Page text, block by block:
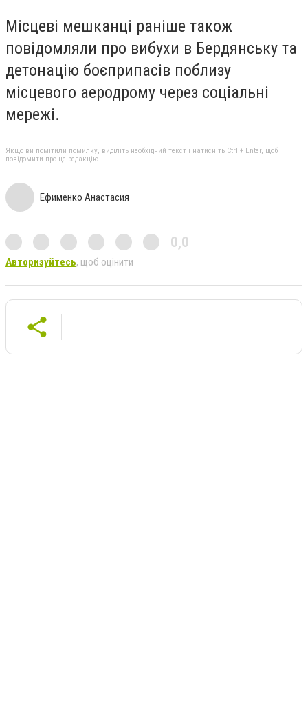
Місцеві мешканці раніше також
повідомляли про вибухи в Бердянську та
детонацію боєприпасів поблизу
місцевого аеродрому через соціальні
мережі.
Якщо ви помітили помилку, виділіть необхідний текст і натисніть Ctrl + Enter, щоб
повідомити про це редакцію
Ефименко Анастасия
0,0
Авторизуйтесь, щоб оцінити